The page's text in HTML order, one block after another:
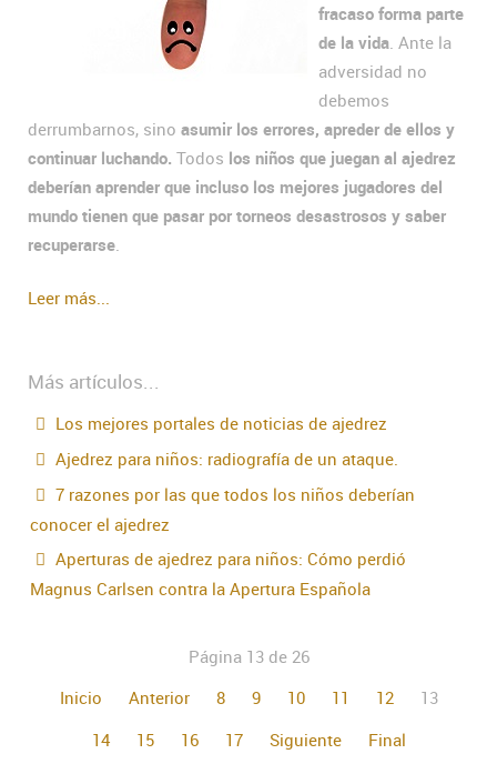
fracaso forma parte
de la vida . Ante la
adversidad no
debemos
derrumbarnos, sino asumir los errores, apreder de ellos y
continuar luchando. Todos los niños que juegan al ajedrez
deberían aprender que incluso los mejores jugadores del
mundo tienen que pasar por torneos desastrosos y saber
recuperarse
Leer más...
Más artículos...
Los mejores portales de noticias de ajedrez
Ajedrez para niños: radiografía de un ataque.
7 razones por las que todos los niños deberían
conocer el ajedrez
Aperturas de ajedrez para niños: Cómo perdió
Magnus Carlsen contra la Apertura Española
Página 13 de 26
Inicio
Anterior 8 9 10 11 12
13
14
15 16 17 Siguiente Final